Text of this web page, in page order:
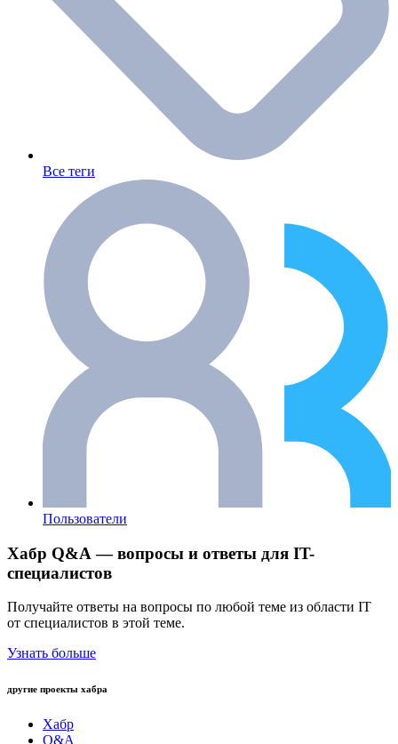
Все теги
Пользователи
Хабр Q&A — вопросы и ответы для IT-
специалистов
Получайте ответы на вопросы по любой теме из области IT
от специалистов в этой теме.
Узнать больше
другие проекты хабра
Хабр
Q&A